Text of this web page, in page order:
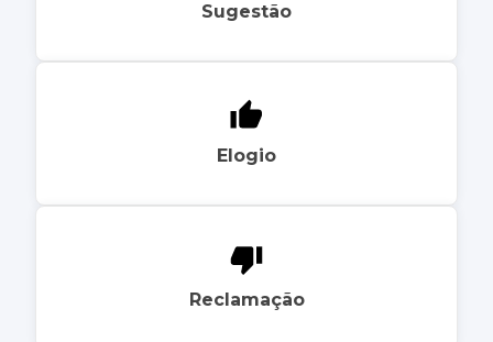
Sugestão
Elogio
Reclamação